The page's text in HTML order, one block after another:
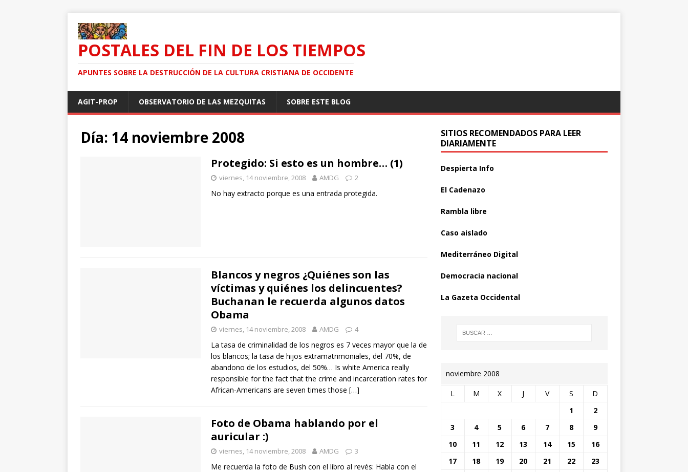
POSTALES DEL FIN DE LOS TIEMPOS
APUNTES SOBRE LA DESTRUCCIÓN DE LA CULTURA CRISTIANA DE OCCIDENTE
AGIT-PROP OBSERVATORIO DE LAS MEZQUITAS SOBRE ESTE BLOG
Día: 14 noviembre 2008
Protegido: Si esto es un hombre… (1)
viernes, 14 noviembre, 2008 AMDG 2
No hay extracto porque es una entrada protegida.
Blancos y negros ¿Quiénes son las
víctimas y quiénes los delincuentes?
Buchanan le recuerda algunos datos
Obama
viernes, 14 noviembre, 2008 AMDG 4
La tasa de criminalidad de los negros es 7 veces mayor que la de
los blancos; la tasa de hijos extramatrimoniales, del 70%, de
abandono de los estudios, del 50%… Is white America really
responsible for the fact that the crime and incarceration rates for
African-Americans are seven times those […]
Foto de Obama hablando por el
auricular :)
viernes, 14 noviembre, 2008 AMDG 3
Me recuerda la foto de Bush con el libro al revés: Habla con el
SITIOS RECOMENDADOS PARA LEER
DIARIAMENTE
Despierta Info
El Cadenazo
Rambla libre
Caso aislado
Mediterráneo Digital
Democracia nacional
La Gazeta Occidental
noviembre 2008
L M X J V S D
1
2
3
4 5 6 7 8
9
10
11 12 13 14 15
16
17
18 19 20 21 22
23